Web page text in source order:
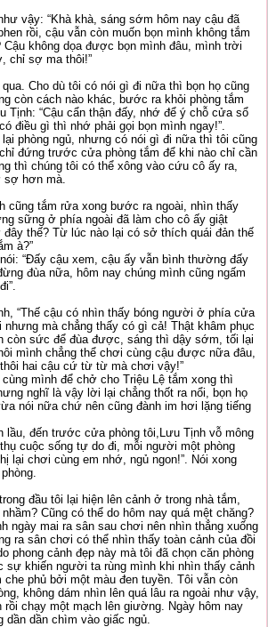
vậy: “Khà khà, sáng sớm hôm nay cậu đã
rồi, cậu vẫn còn muốn bọn mình không tắm
Cậu không dọa được bọn mình đâu, mình trời
chỉ sợ ma thôi!”
Cho dù tôi có nói gì đi nữa thì bọn họ cũng
còn cách nào khác, bước ra khỏi phòng tắm
Tịnh: “Cậu cẩn thận đấy, nhớ để ý chỗ cửa sổ
điều gì thì nhớ phải gọi bọn mình ngay!”.
phòng ngủ, nhưng có nói gì đi nữa thì tôi cũng
đứng trước cửa phòng tắm để khi nào chỉ cần
thì chúng tôi có thể xông vào cứu cô ấy ra,
sợ hơn mà.
cũng tắm rửa xong bước ra ngoài, nhìn thấy
sững ở phía ngoài đã làm cho cô ấy giật
đây thế? Từ lúc nào lại có sở thích quái đản thế
à?”
“Đấy cậu xem, cậu ấy vẫn bình thường đấy
đùa nữa, hôm nay chúng mình cũng ngấm
“Thế cậu có nhìn thấy bóng người ở phía cửa
nhưng mà chẳng thấy có gì cả! Thật khâm phục
còn sức để đùa được, sáng thì dậy sớm, tối lại
mình chẳng thể chơi cùng cậu được nữa đâu,
hai cậu cứ từ từ mà chơi vậy!”
mình để chở cho Triệu Lệ tắm xong thì
nghĩ là vậy lời lại chẳng thốt ra nổi, bọn họ
nói nữa chứ nên cũng đành im hơi lặng tiếng
lầu, đến trước cửa phòng tôi,Lưu Tịnh vỗ mông
cuộc sống tự do đi, mỗi người một phòng
lại chơi cùng em nhớ, ngủ ngon!”. Nói xong
đầu tôi lại hiện lên cảnh ở trong nhà tắm,
Cũng có thể do hôm nay quá mệt chăng?
ngày mai ra sân sau chơi nên nhìn thẳng xuống
ra sân chơi có thể nhìn thấy toàn cảnh của đồi
phong cảnh đẹp này mà tôi đã chọn căn phòng
sự khiến người ta rùng mình khi nhìn thấy cảnh
che phủ bởi một màu đen tuyền. Tôi vẫn còn
không dám nhìn lên quá lâu ra ngoài như vậy,
rồi chạy một mạch lên giường. Ngày hôm nay
dần dần chìm vào giấc ngủ.